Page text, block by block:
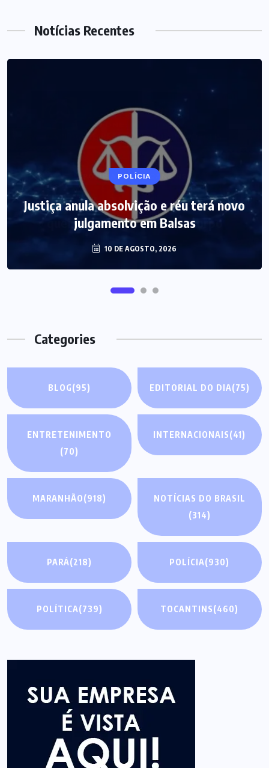
Notícias Recentes
POLÍCIA
Justiça anula absolvição e réu terá novo
julgamento em Balsas
10 DE AGOSTO, 2026
Categories
BLOG(95) EDITORIAL DO DIA(75)
ENTRETENIMENTO
(70)
INTERNACIONAIS(41)
MARANHÃO(918)
NOTÍCIAS DO BRASIL
(314)
PARÁ(218) POLÍCIA(930)
POLÍTICA(739) TOCANTINS(460)